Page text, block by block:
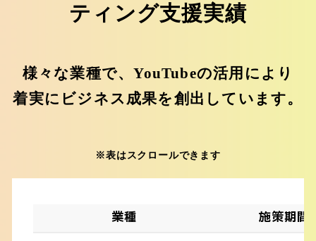
ティング支援実績
様々な業種で、YouTubeの活用により
着実にビジネス成果を創出しています。
※表はスクロールできます
業種 施策期間